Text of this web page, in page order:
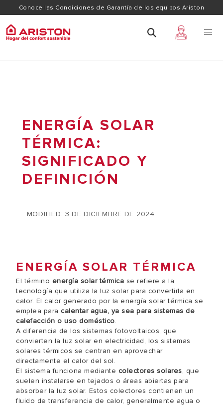
Conoce las Condiciones de Garantía de los equipos Ariston
ENERGÍA SOLAR
TÉRMICA:
SIGNIFICADO Y
DEFINICIÓN
MODIFIED: 3 DE DICIEMBRE DE 2024
ENERGÍA SOLAR TÉRMICA
El término energía solar térmica se refiere a la
tecnología que utiliza la luz solar para convertirla en
calor. El calor generado por la energía solar térmica se
emplea para calentar agua, ya sea para sistemas de
calefacción o uso doméstico.
A diferencia de los sistemas fotovoltaicos, que
convierten la luz solar en electricidad, los sistemas
solares térmicos se centran en aprovechar
directamente el calor del sol.
El sistema funciona mediante colectores solares, que
suelen instalarse en tejados o áreas abiertas para
absorber la luz solar. Estos colectores contienen un
fluido de transferencia de calor, generalmente agua o